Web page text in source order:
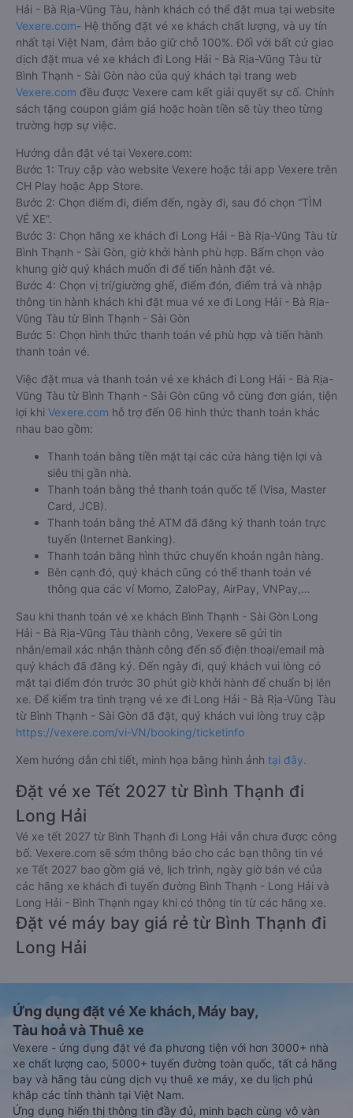
Hải - Bà Rịa-Vũng Tàu, hành khách có thể đặt mua tại website
Vexere.com- Hệ thống đặt vé xe khách chất lượng, và uy tín
nhất tại Việt Nam, đảm bảo giữ chỗ 100%. Đối với bất cứ giao
dịch đặt mua vé xe khách đi Long Hải - Bà Rịa-Vũng Tàu từ
Bình Thạnh - Sài Gòn nào của quý khách tại trang web
Vexere.com đều được Vexere cam kết giải quyết sự cố. Chính
sách tặng coupon giảm giá hoặc hoàn tiền sẽ tùy theo từng
trường hợp sự việc.
Hướng dẫn đặt vé tại Vexere.com:
Bước 1: Truy cập vào website Vexere hoặc tải app Vexere trên
CH Play hoặc App Store.
Bước 2: Chọn điểm đi, điểm đến, ngày đi, sau đó chọn “TÌM
VÉ XE”.
Bước 3: Chọn hãng xe khách đi Long Hải - Bà Rịa-Vũng Tàu từ
Bình Thạnh - Sài Gòn, giờ khởi hành phù hợp. Bấm chọn vào
khung giờ quý khách muốn đi để tiến hành đặt vé.
Bước 4: Chọn vị trí/giường ghế, điểm đón, điểm trả và nhập
thông tin hành khách khi đặt mua vé xe đi Long Hải - Bà Rịa-
Vũng Tàu từ Bình Thạnh - Sài Gòn
Bước 5: Chọn hình thức thanh toán vé phù hợp và tiến hành
thanh toán vé.
Việc đặt mua và thanh toán vé xe khách đi Long Hải - Bà Rịa-
Vũng Tàu từ Bình Thạnh - Sài Gòn cũng vô cùng đơn giản, tiện
lợi khi Vexere.com hỗ trợ đến 06 hình thức thanh toán khác
nhau bao gồm:
Thanh toán bằng tiền mặt tại các cửa hàng tiện lợi và
siêu thị gần nhà.
Thanh toán bằng thẻ thanh toán quốc tế (Visa, Master
Card, JCB).
Thanh toán bằng thẻ ATM đã đăng ký thanh toán trực
tuyến (Internet Banking).
Thanh toán bằng hình thức chuyển khoản ngân hàng.
Bên cạnh đó, quý khách cũng có thể thanh toán vé
thông qua các ví Momo, ZaloPay, AirPay, VNPay,…
Sau khi thanh toán vé xe khách Bình Thạnh - Sài Gòn Long
Hải - Bà Rịa-Vũng Tàu thành công, Vexere sẽ gửi tin
nhắn/email xác nhận thành công đến số điện thoại/email mà
quý khách đã đăng ký. Đến ngày đi, quý khách vui lòng có
mặt tại điểm đón trước 30 phút giờ khởi hành để chuẩn bị lên
xe. Để kiểm tra tình trạng vé xe đi Long Hải - Bà Rịa-Vũng Tàu
từ Bình Thạnh - Sài Gòn đã đặt, quý khách vui lòng truy cập
https://vexere.com/vi-VN/booking/ticketinfo
Xem hướng dẫn chi tiết, minh họa bằng hình ảnh tại đây.
Đặt vé xe Tết 2027 từ Bình Thạnh đi
Long Hải
Vé xe tết 2027 từ Bình Thạnh đi Long Hải vẫn chưa được công
bố. Vexere.com sẽ sớm thông báo cho các bạn thông tin vé
xe Tết 2027 bao gồm giá vé, lịch trình, ngày giờ bán vé của
các hãng xe khách đi tuyến đường Bình Thạnh - Long Hải và
Long Hải - Bình Thạnh ngay khi có thông tin từ các hãng xe.
Đặt vé máy bay giá rẻ từ Bình Thạnh đi
Long Hải
Ứng dụng đặt vé Xe khách, Máy bay,
Tàu hoả và Thuê xe
Vexere - ứng dụng đặt vé đa phương tiện với hơn 3000+ nhà
xe chất lượng cao, 5000+ tuyến đường toàn quốc, tất cả hãng
bay và hãng tàu cùng dịch vụ thuê xe máy, xe du lịch phủ
khắp các tỉnh thành tại Việt Nam.
Ứng dụng hiển thị thông tin đầy đủ, minh bạch cùng vô vàn